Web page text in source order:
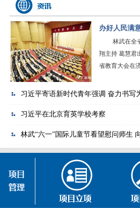
办好人民满
林武在全省
翔主持 葛慧君
省教育大会在
习近平寄语新时代青年强调 奋力书写
习近平在北京育英学校考察
林武“六一”国际儿童节看望慰问师生